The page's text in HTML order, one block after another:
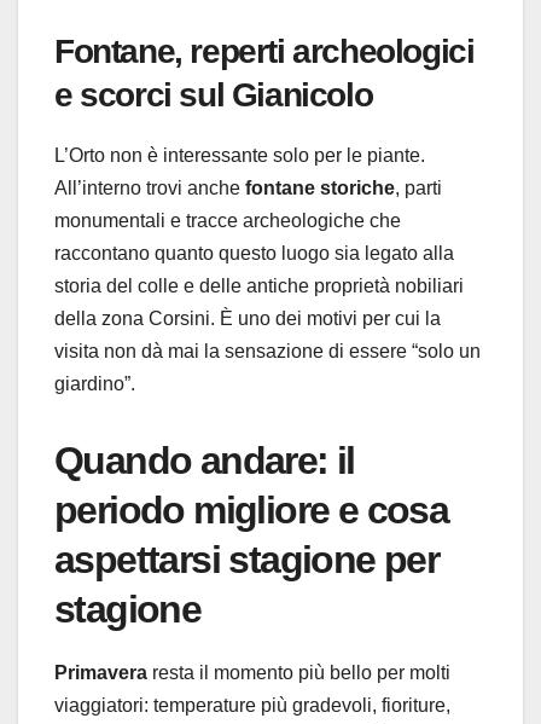
Fontane, reperti archeologici
e scorci sul Gianicolo
L’Orto non è interessante solo per le piante.
All’interno trovi anche fontane storiche, parti
monumentali e tracce archeologiche che
raccontano quanto questo luogo sia legato alla
storia del colle e delle antiche proprietà nobiliari
della zona Corsini. È uno dei motivi per cui la
visita non dà mai la sensazione di essere “solo un
giardino”.
Quando andare: il
periodo migliore e cosa
aspettarsi stagione per
stagione
Primavera resta il momento più bello per molti
viaggiatori: temperature più gradevoli, fioriture,